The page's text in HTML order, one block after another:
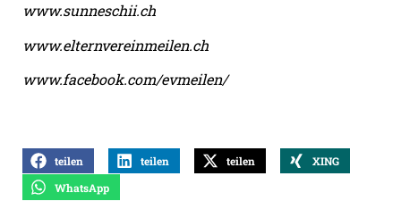
www.sunneschii.ch
www.elternvereinmeilen.ch
www.facebook.com/evmeilen/
teilen teilen teilen
XING
WhatsApp